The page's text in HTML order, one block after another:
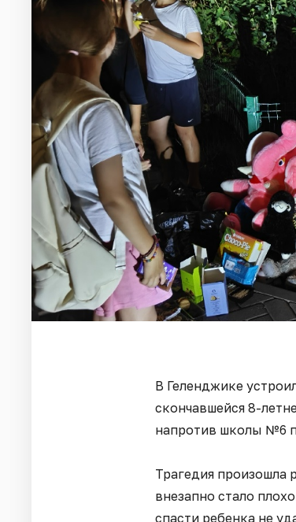
В Геленджике
скончавшейся 8-
напротив школы №6
Трагедия произошла
внезапно стало
спасти ребенка не